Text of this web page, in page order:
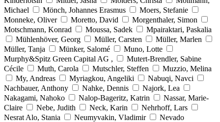
Michael
Mönch, Johannes Erasmus
Moers, Stefanie
Monneke, Oliver
Moretto, David
Morgenthaler, Simon
Motschmann, Konrad
Moussa, Sadek
Mpairaktari, Paskalia
Mühlenhöver, Georg
Müller, Carsten
Müller, Marlen
Müller, Tanja
Münker, Salomé
Muno, Lotte
Murphy&Spitz Green Capital AG ,
Mutert-Brendler, Sabine
Cécile
Muth, Carola Mutschler, Steffen
Muzzio, Melina
My, Andreas
Myriagkou, Angeliki
Nabuqi, Navci
Nachbauer, Anthony
Nahke, Dennis
Najork, Lea
Nakagami, Nahoko
Nalop-Bageritz, Katrin
Nassar, Marie-
Claire
Nebe, Judith Neck, Karin
Nehrhoff, Lars
Nesrat Alo, Stania
Neumyvakin, Vladimir
Nevado